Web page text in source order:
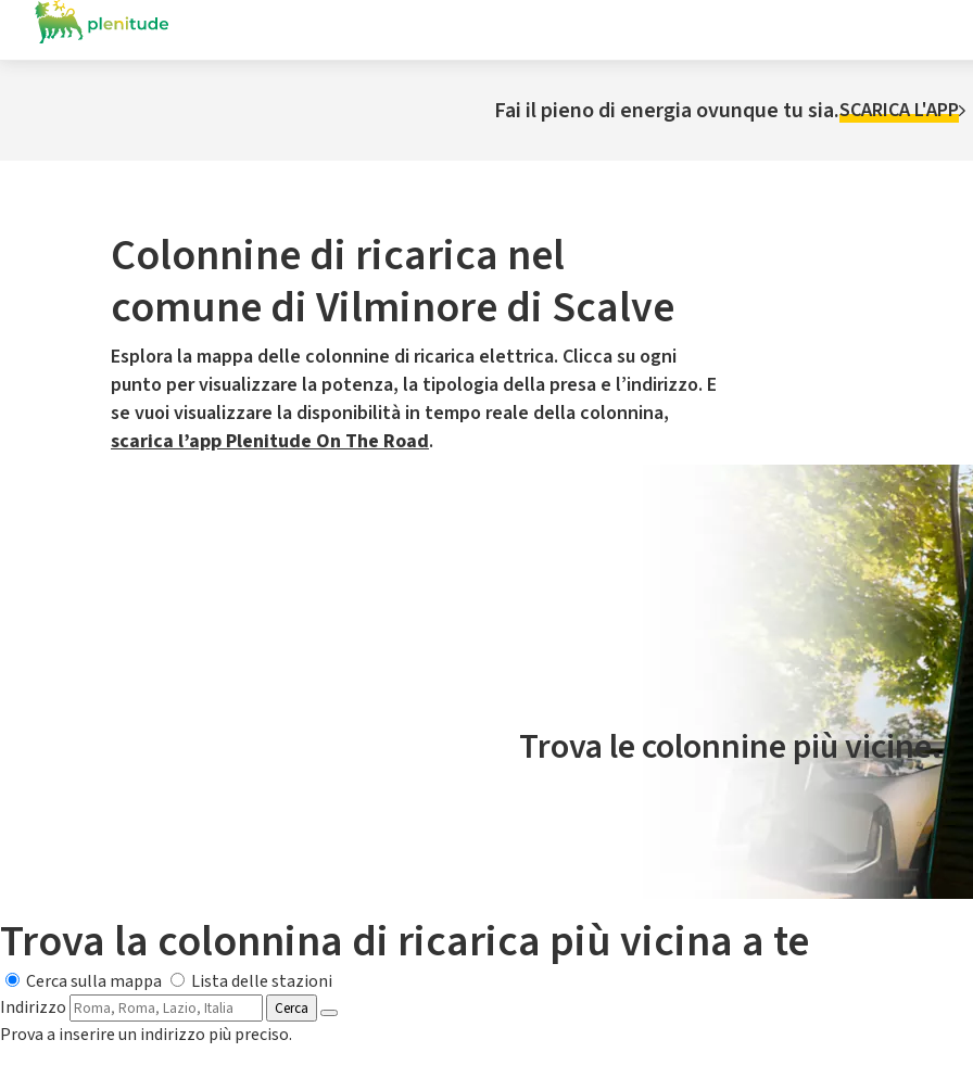
Fai il pieno di energia ovunque tu sia.SCARICA L'APP
Colonnine di ricarica nel
comune di Vilminore di Scalve
Esplora la mappa delle colonnine di ricarica elettrica. Clicca su ogni
punto per visualizzare la potenza, la tipologia della presa e l’indirizzo. E
se vuoi visualizzare la disponibilità in tempo reale della colonnina,
scarica l’app Plenitude On The Road.
Il servizio di mobilità elettrica è gestito da Plenitude On The Road
Trova le colonnine più vicine.
Trova la colonnina di ricarica più vicina a te
Cerca sulla mappa
Lista delle stazioni
Indirizzo
Cerca
Prova a inserire un indirizzo più preciso.